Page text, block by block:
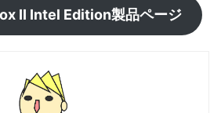
II Intel Edition製品ページ